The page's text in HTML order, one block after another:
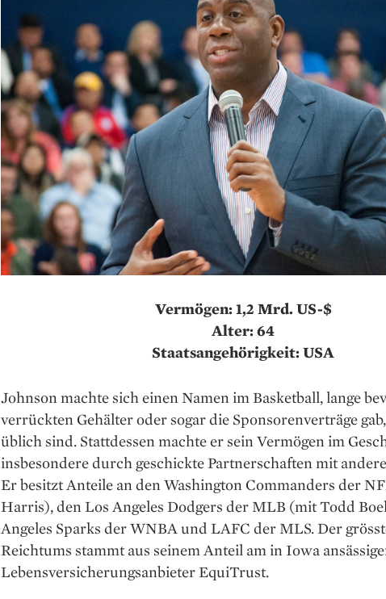
Vermögen: 1,2 Mrd. US-$
Alter: 64
Staatsangehörigkeit: USA
Johnson machte sich einen Namen im Basketball, lange
verrückten Gehälter oder sogar die Sponsorenverträge
üblich sind. Stattdessen machte er sein Vermögen im
insbesondere durch geschickte Partnerschaften mit
Er besitzt Anteile an den Washington Commanders der
Harris), den Los Angeles Dodgers der MLB (mit Todd
Angeles Sparks der WNBA und LAFC der MLS. Der
Reichtums stammt aus seinem Anteil am in Iowa
Lebensversicherungsanbieter EquiTrust.